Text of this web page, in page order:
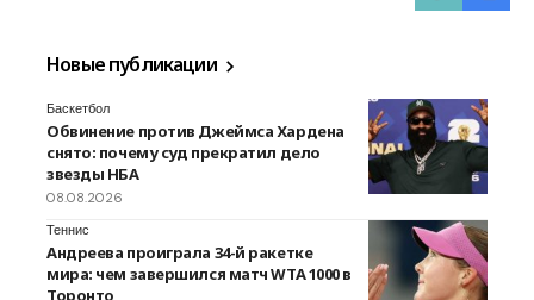
Новые публикации
Баскетбол
Обвинение против Джеймса Хардена
снято: почему суд прекратил дело
звезды НБА
08.08.2026
Теннис
Андреева проиграла 34-й ракетке
мира: чем завершился матч WTA 1000 в
Торонто